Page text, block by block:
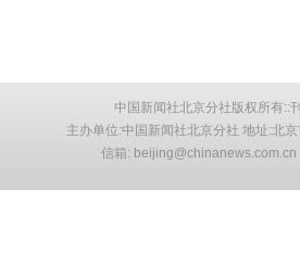
中国新闻社北京分社版权所有::
主办单位:中国新闻社北京分社 地址:北
信箱: